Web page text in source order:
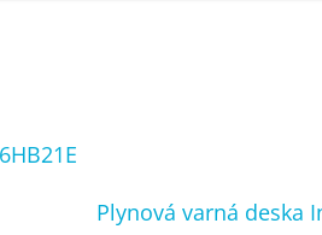
Plynová varná deska